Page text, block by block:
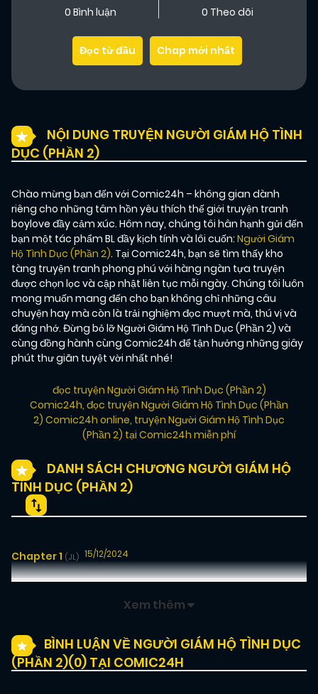
0 Bình luận 0 Theo dõi
Đọc từ đầu Chap mới nhất
NỘI DUNG TRUYỆN NGƯỜI GIÁM HỘ TÌNH
DỤC (PHẦN 2)
Chào mừng bạn đến với Comic24h – không gian dành
riêng cho những tâm hồn yêu thích thế giới truyện tranh
boylove đầy cảm xúc. Hôm nay, chúng tôi hân hạnh gửi đến
bạn một tác phẩm BL đầy kịch tính và lôi cuốn: Người Giám
Hộ Tình Dục (Phần 2). Tại Comic24h, bạn sẽ tìm thấy kho
tàng truyện tranh phong phú với hàng ngàn tựa truyện
được chọn lọc và cập nhật liên tục mỗi ngày. Chúng tôi luôn
mong muốn mang đến cho bạn không chỉ những câu
chuyện hay mà còn là trải nghiệm đọc mượt mà, thú vị và
đáng nhớ. Đừng bỏ lỡ Người Giám Hộ Tình Dục (Phần 2) và
cùng đồng hành cùng Comic24h để tận hưởng những giây
phút thư giãn tuyệt vời nhất nhé!
đọc truyện Người Giám Hộ Tình Dục (Phần 2)
Comic24h, đọc truyện Người Giám Hộ Tình Dục (Phần
2) Comic24h online, truyện Người Giám Hộ Tình Dục
(Phần 2) tại Comic24h miễn phí
DANH SÁCH CHƯƠNG NGƯỜI GIÁM HỘ
TÌNH DỤC (PHẦN 2)
Chapter 1 (JL) 15/12/2024
Xem thêm
BÌNH LUẬN VỀ NGƯỜI GIÁM HỘ TÌNH DỤC
(PHẦN 2)(0) TẠI COMIC24H